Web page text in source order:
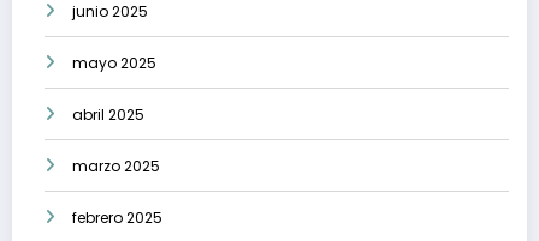
junio 2025
mayo 2025
abril 2025
marzo 2025
febrero 2025